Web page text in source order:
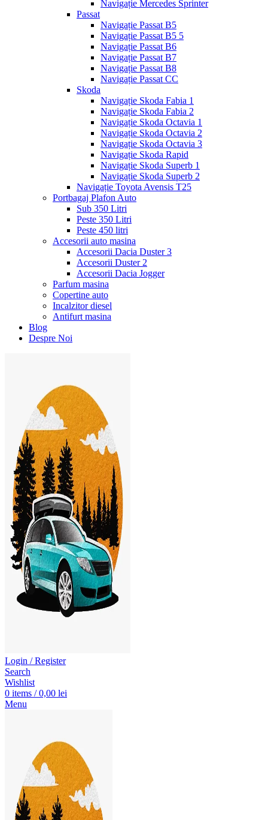
Navigație Mercedes Sprinter
Passat
Navigație Passat B5
Navigație Passat B5 5
Navigație Passat B6
Navigație Passat B7
Navigație Passat B8
Navigație Passat CC
Skoda
Navigație Skoda Fabia 1
Navigație Skoda Fabia 2
Navigație Skoda Octavia 1
Navigație Skoda Octavia 2
Navigație Skoda Octavia 3
Navigație Skoda Rapid
Navigație Skoda Superb 1
Navigație Skoda Superb 2
Navigație Toyota Avensis T25
Portbagaj Plafon Auto
Sub 350 Litri
Peste 350 Litri
Peste 450 litri
Accesorii auto masina
Accesorii Dacia Duster 3
Accesorii Duster 2
Accesorii Dacia Jogger
Parfum masina
Copertine auto
Incalzitor diesel
Antifurt masina
Blog
Despre Noi
Login / Register
Search
Wishlist
0 items / 0,00 lei
Menu